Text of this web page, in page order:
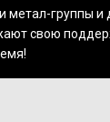
метал-группы и
свою